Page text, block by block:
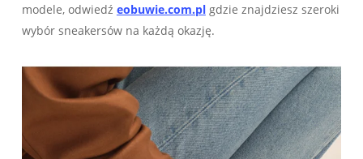
modele, odwiedź eobuwie.com.plgdzie znajdziesz szeroki
wybór sneakersów na każdą okazję.